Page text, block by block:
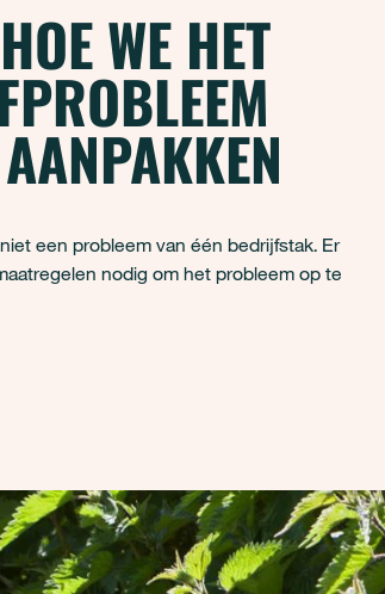
WE HET
een probleem van één bedrijfstak. Er
nodig om het probleem op te